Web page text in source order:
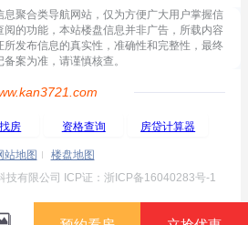
聚合类导航网站，仅为方便广大用户掌握信
的功能，本站楼盘信息并非广告，所载内容
发布信息的真实性，准确性和完整性，最终
案为准，请谨慎核查。
房 资格查询 房贷计算器
站地图
楼盘地图
技有限公司 ICP证：浙ICP备16040283号-1